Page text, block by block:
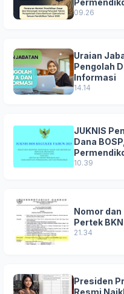
Nomor 8
09.26
Uraian
Pengolah
Informasi
14.14
JUKNIS
Dana BOSP,
8 Tahun
10.39
Nomor dan
Pertek
21.34
Presiden
Resmi